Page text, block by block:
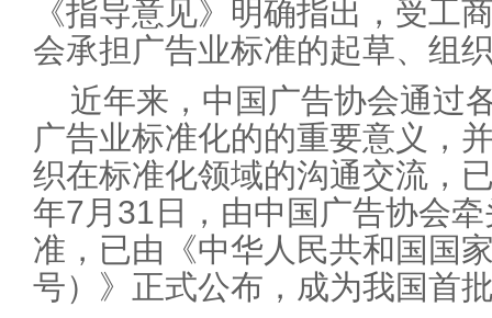
《指导意见》明确指出，受工
会承担广告业标准的起草、组
近年来，中国广告协会通过
广告业标准化的的重要意义，
织在标准化领域的沟通交流，
年7月31日，由中国广告协会
准，已由《中华人民共和国国
号）》正式公布，成为我国首